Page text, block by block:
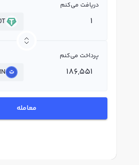
دریافت می‌کنم
پرداخت می‌کنم
معامله